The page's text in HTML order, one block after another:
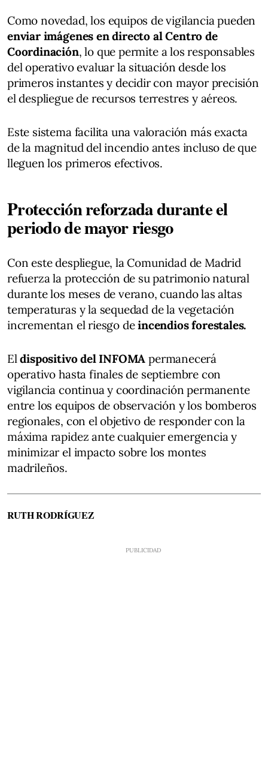
Como novedad, los equipos de vigilancia pueden
enviar imágenes en directo al Centro de
Coordinación, lo que permite a los responsables
del operativo evaluar la situación desde los
primeros instantes y decidir con mayor precisión
el despliegue de recursos terrestres y aéreos.
Este sistema facilita una valoración más exacta
de la magnitud del incendio antes incluso de que
lleguen los primeros efectivos.
Protección reforzada durante el
periodo de mayor riesgo
Con este despliegue, la Comunidad de Madrid
refuerza la protección de su patrimonio natural
durante los meses de verano, cuando las altas
temperaturas y la sequedad de la vegetación
incrementan el riesgo deincendios forestales.
Eldispositivo del INFOMApermanecerá
operativo hasta finales de septiembre con
vigilancia continua y coordinación permanente
entre los equipos de observación y los bomberos
regionales, con el objetivo de responder con la
máxima rapidez ante cualquier emergencia y
minimizar el impacto sobre los montes
madrileños.
RUTH RODRÍGUEZ